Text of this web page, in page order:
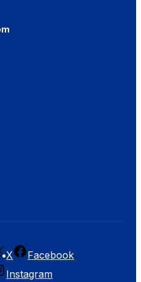
X
Facebook
Instagram